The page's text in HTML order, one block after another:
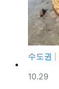
수도권
등록일
10.29